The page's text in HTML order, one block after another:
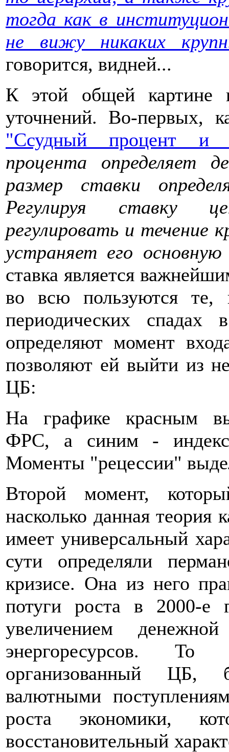
тогда как в
не вижу никаких
говорится, видней...
К этой общей картине
уточнений. Во-первых,
"Ссудный процент и
процента определяет
размер ставки
Регулируя ставку
регулировать и течение
устраняет его основную
ставка является
во всю пользуются те,
периодических
определяют момент
позволяют ей выйти из
ЦБ:
На графике красным
ФРС, а синим - индекс
Моменты "рецессии"
Второй момент,
насколько данная теория
имеет универсальный
сути определяли
кризисе. Она из него
потуги роста в 2000-е
увеличением
энергоресурсов.
организованный ЦБ,
валютными
роста экономики,
восстановительный